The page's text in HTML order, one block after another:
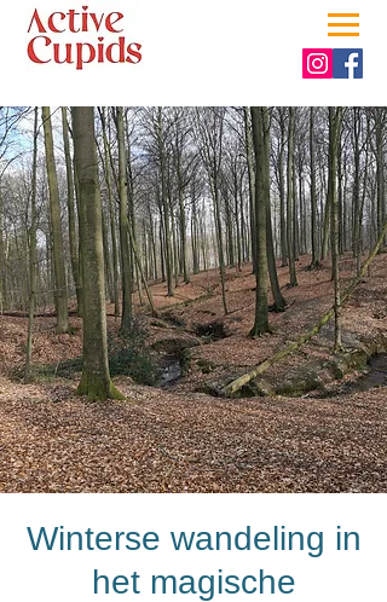
Winterse wandeling in
het magische